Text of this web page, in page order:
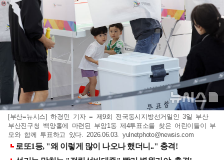
[부산=뉴시스] 하경민 기자 = 제9회 전국동시지방선거일인 3일 부산
부산진구청 백양홀에 마련된 부암1동 제4투표소를 찾은 어린이들이 부
모와 함께 투표하고 있다. 2026.06.03. yulnetphoto@newsis.com